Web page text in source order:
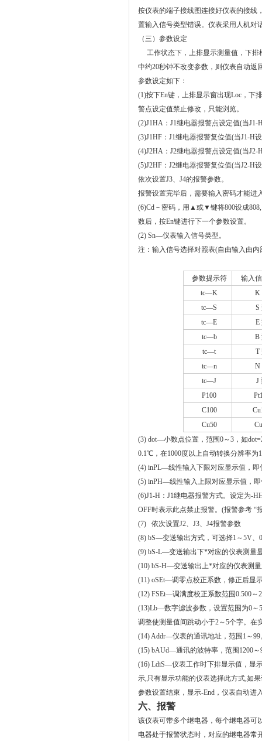
按仪表的端子接线图连接好仪表的接线
置输入信号类型错误。仪表采用人机对
（三）参数设定
工作状态下，上排显示测量值，下排
中约20秒钟不改变参数，则仪表自动返
参数设定如下：
(1)按下En键，上排显示窗出现Loc，下
警点设定值禁止修改，只能浏览。
(2)J1HA：J1继电器报警点设定值(当J1-
(3)J1HF：J1继电器报警复位值(当J1-H
(4)J2HA：J2继电器报警点设定值(当J2-
(5)J2HF：J2继电器报警复位值(当J2-H
依次设置J3、J4的报警参数。
报警设置完毕后，需要输入密码才能进
(6)Cd－密码，用▲或▼键将800设成
数后，按En键进行下一个参数设置。
(2) Sn—仪表输入信号类型。
注：输入信号选择对照表(自由输入由
参数提示符
输入
tc―K K
tc―S S
tc―E E
tc―b B
tc―t T
tc―n N
tc―J J
P100
C100
Cu50
(3) dot—小数点位置，范围0～3 ，如
0.1℃ ，在1000度以上自动转换分辨率为1
(4) inPL—线性输入下限对应显示值，即
(5) inPH—线性输入上限对应显示值，
(6)J1-H ： J1继电器报警方式。设定为-
OFF时表示此点禁止报警。 (报警参考 “
(7) 依次设置J2、 J3、 J4报警参数
(8) bS—变送输出方式，可选择1 ～5V、
(9) bS-L—变送输出下*对应的仪表测量
(10) bS-H—变送输出上*对应的仪表测量
(11) oSEt—调零点校正系数 ，修正后显
(12) FSEt—调满度校正系数范围0.500～
(13)Lb—数字滤波参数，设置范围为0～5
调整使测量值间跳动小于2～5个字。在
(14) Addr—仪表的通讯地址，范围 1 ～99
(15) bAUd—通讯的波特率，范围 1200～
(16) LdiS—仪表工作时下排显示值，显
示,只有显示功能的仪表选择此方式,如
参数设置结束，显示-End ，仪表自动进
六、报警
该仪表可带多个继电器，每个继电器可
电器处于报警状态时，对应的继电器常